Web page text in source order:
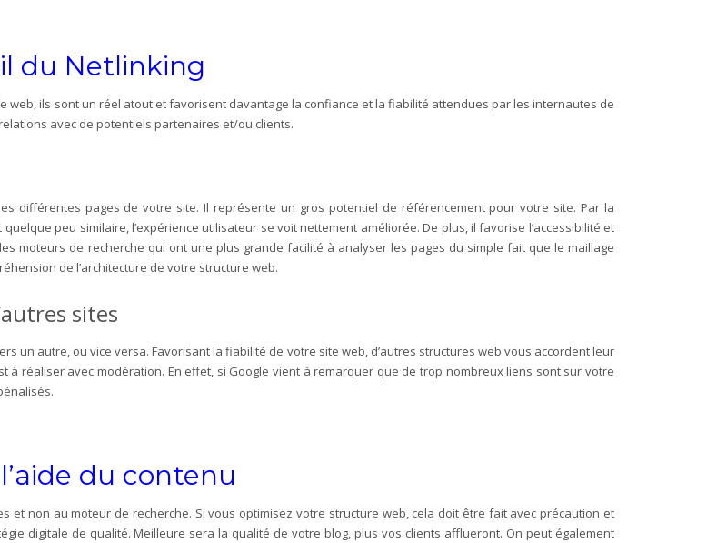
du Netlinking
web, ils sont un réel atout et favorisent davantage la confiance et la fiabilité attendues par les internautes de
avec de potentiels partenaires et/ou clients.
différentes pages de votre site. Il représente un gros potentiel de référencement pour votre site. Par la
peu similaire, l’expérience utilisateur se voit nettement améliorée. De plus, il favorise l’accessibilité et
moteurs de recherche qui ont une plus grande facilité à analyser les pages du simple fait que le maillage
de l’architecture de votre structure web.
sites
un autre, ou vice versa. Favorisant la fiabilité de votre site web, d’autres structures web vous accordent leur
à réaliser avec modération. En effet, si Google vient à remarquer que de trop nombreux liens sont sur votre
du contenu
et non au moteur de recherche. Si vous optimisez votre structure web, cela doit être fait avec précaution et
digitale de qualité. Meilleure sera la qualité de votre blog, plus vos clients afflueront. On peut également